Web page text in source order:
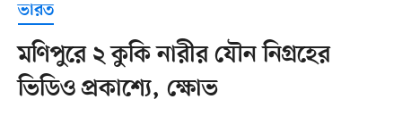
ভারত
মণিপুরে ২ কুকি নারীর যৌন নিগ্রহের
ভিডিও প্রকাশ্যে, ক্ষোভ